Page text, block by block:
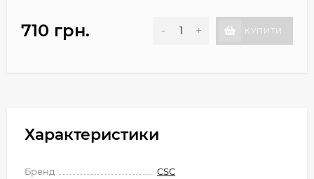
710 грн. - + КУПИТИ
Характеристики
Бренд CSC